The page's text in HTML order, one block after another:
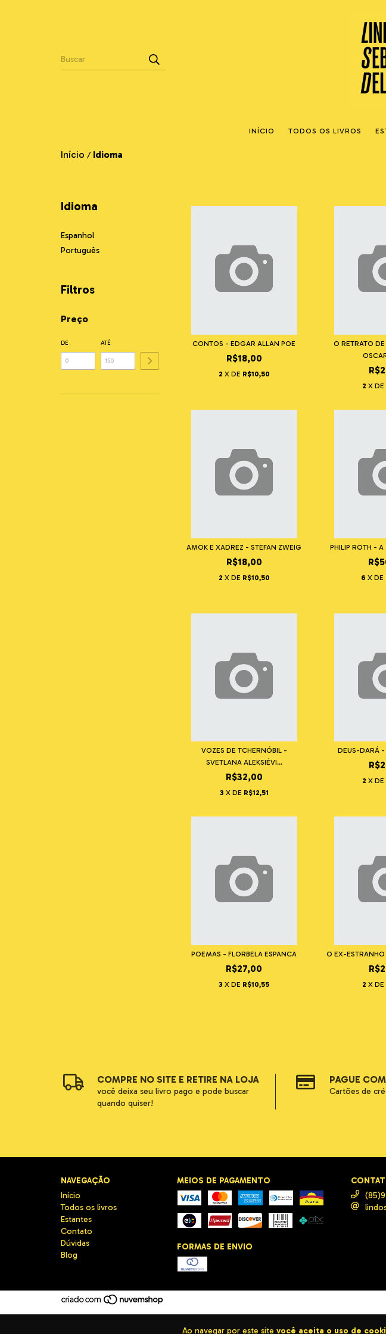
Ao navegar por este site você aceita o uso de
INÍCIO TODOS OS LIVROS
Início / Idioma
Idioma
Espanhol
Português
Filtros
Preço
DE ATÉ CONTOS - EDGAR ALLAN POE
R$18,00
2 X DE R$10,50
O RETRATO
2 X DE
AMOK E XADREZ - STEFAN ZWEIG
R$18,00
2 X DE R$10,50
PHILIP ROTH -
6 X DE
VOZES DE TCHERNÓBIL -
SVETLANA ALEKSIÉVI...
R$32,00
3 X DE R$12,51
DEUS-DARÁ
2 X DE
POEMAS - FLORBELA ESPANCA
R$27,00
3 X DE R$10,55
O EX-
2 X DE
COMPRE NO SITE E RETIRE NA LOJA
você deixa seu livro pago e pode buscar
quando quiser!
PAGUE
Cartões de
NAVEGAÇÃO
Início
Todos os livros
Estantes
Contato
Dúvidas
Blog
MEIOS DE PAGAMENTO
FORMAS DE ENVIO